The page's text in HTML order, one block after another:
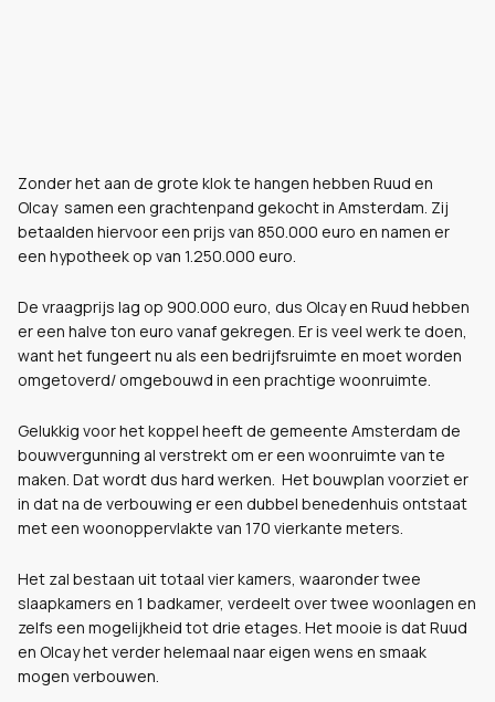
Zonder het aan de grote klok te hangen hebben Ruud en
Olcay samen een grachtenpand gekocht in Amsterdam. Zij
betaalden hiervoor een prijs van 850.000 euro en namen er
een hypotheek op van 1.250.000 euro.
De vraagprijs lag op 900.000 euro, dus Olcay en Ruud hebben
er een halve ton euro vanaf gekregen. Er is veel werk te doen,
want het fungeert nu als een bedrijfsruimte en moet worden
omgetoverd/ omgebouwd in een prachtige woonruimte.
Gelukkig voor het koppel heeft de gemeente Amsterdam de
bouwvergunning al verstrekt om er een woonruimte van te
maken. Dat wordt dus hard werken. Het bouwplan voorziet er
in dat na de verbouwing er een dubbel benedenhuis ontstaat
met een woonoppervlakte van 170 vierkante meters.
Het zal bestaan uit totaal vier kamers, waaronder twee
slaapkamers en 1 badkamer, verdeelt over twee woonlagen en
zelfs een mogelijkheid tot drie etages. Het mooie is dat Ruud
en Olcay het verder helemaal naar eigen wens en smaak
mogen verbouwen.